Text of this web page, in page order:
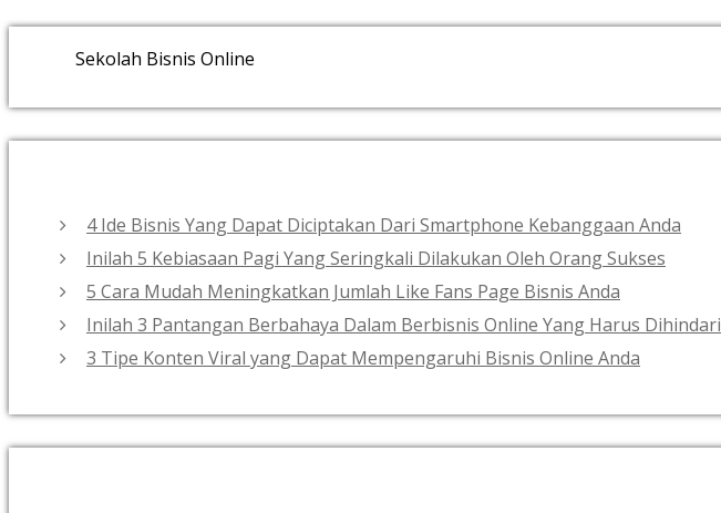
Sekolah Bisnis Online
4 Ide Bisnis Yang Dapat Diciptakan Dari Smartphone Kebanggaan Anda
Inilah 5 Kebiasaan Pagi Yang Seringkali Dilakukan Oleh Orang Sukses
5 Cara Mudah Meningkatkan Jumlah Like Fans Page Bisnis Anda
Inilah 3 Pantangan Berbahaya Dalam Berbisnis Online Yang Harus Dihindari
3 Tipe Konten Viral yang Dapat Mempengaruhi Bisnis Online Anda